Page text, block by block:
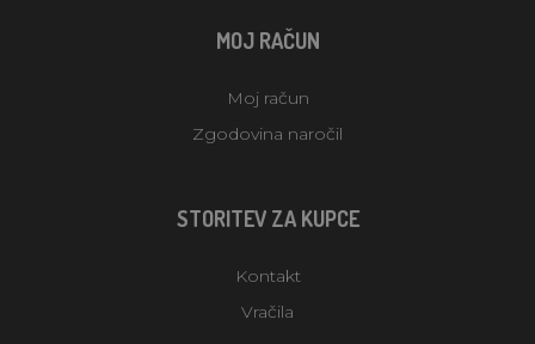
MOJ RAČUN
Moj račun
Zgodovina naročil
STORITEV ZA KUPCE
Kontakt
Vračila